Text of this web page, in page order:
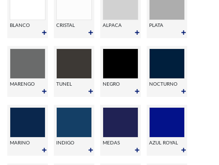
BLANCO CRISTAL ALPACA PLATA
MARENGO TUNEL NEGRO NOCTURNO
MARINO INDIGO MEDAS AZUL ROYAL